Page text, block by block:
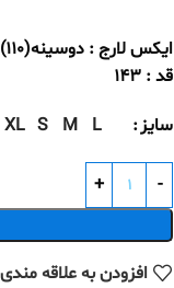
ایکس لارج : دوسینه(110) دورشکم(116) دورباسن(128) دوربازو(46)
قد : 143
سایز L
M
S
XL
افزودن به علاقه مندی